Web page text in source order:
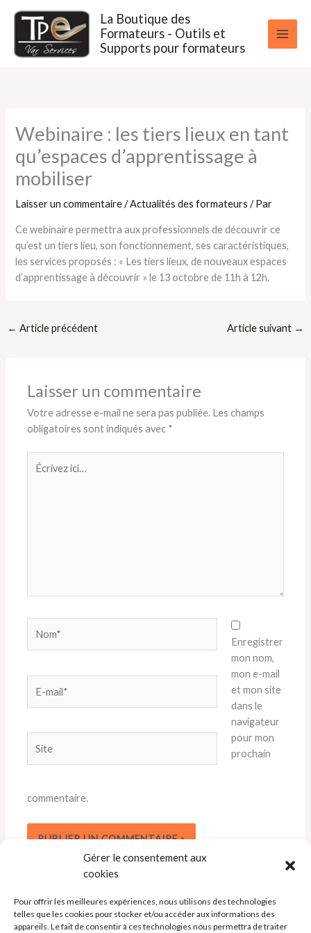
Gérer le consentement aux
cookies
Pour offrir les meilleures expériences, nous utilisons des technologies
telles que les cookies pour stocker et/ou accéder aux informations des
appareils. Le fait de consentir à ces technologies nous permettra de traiter
contenu
La Boutique des
Formateurs - Outils et
Supports pour formateurs
Webinaire : les tiers lieux en tant
qu’espaces d’apprentissage à
mobiliser
Laisser un commentaire /Actualités des formateurs / Par
Ce webinaire permettra aux professionnels de découvrir ce
qu’est un tiers lieu, son fonctionnement, ses caractéristiques,
les services proposés : « Les tiers lieux, de nouveaux espaces
d’apprentissage à découvrir » le 13 octobre de 11h à 12h.
← Article précédent Article suivant →
Laisser un commentaire
Votre adresse e-mail ne sera pas publiée. Les champs
obligatoires sont indiqués avec *
ici…
mail*
Enregistrer
mon nom,
mon e-mail
et mon site
dans le
navigateur
pour mon
prochain
commentaire.